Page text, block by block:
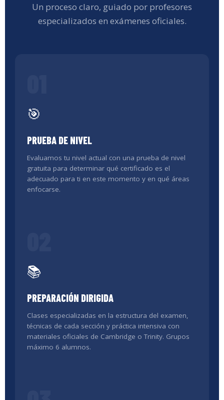
Un proceso claro, guiado por profesores
especializados en exámenes oficiales.
🎯
PRUEBA DE NIVEL
Evaluamos tu nivel actual con una prueba de nivel
gratuita para determinar qué certificado es el
adecuado para ti en este momento y en qué áreas
enfocarse.
📚
PREPARACIÓN DIRIGIDA
Clases especializadas en la estructura del examen,
técnicas de cada sección y práctica intensiva con
materiales oficiales de Cambridge o Trinity. Grupos
máximo 6 alumnos.